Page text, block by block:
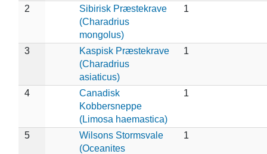
2
Sibirisk Præstekrave
(Charadrius
mongolus)
1
3
Kaspisk Præstekrave
(Charadrius
asiaticus)
1
4
Canadisk
Kobbersneppe
(Limosa haemastica)
1
5
Wilsons Stormsvale
(Oceanites
1